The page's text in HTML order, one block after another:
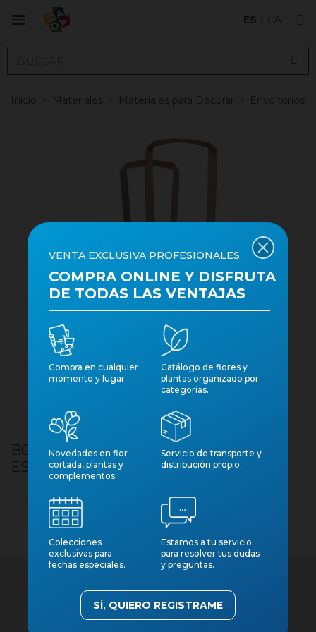
ES CA
Inicio Materiales Materiales para Decorar Envoltorios
BOSSA CARTRO NANSES LLARGUES
ES13-14 10U VERMELLA
VENTA EXCLUSIVA PROFESIONALES
COMPRA ONLINE Y DISFRUTA
DE TODAS LAS VENTAJAS
Compra en cualquier
momento y lugar.
Catálogo de flores y
plantas organizado por
categorías.
Novedades en flor
cortada, plantas y
complementos.
Servicio de transporte y
distribución propio.
Colecciones
exclusivas para
fechas especiales.
Estamos a tu servicio
para resolver tus dudas
y preguntas.
SÍ, QUIERO REGISTRAME